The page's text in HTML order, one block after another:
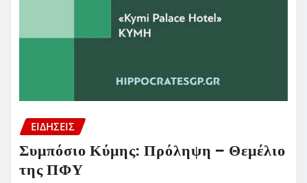
ΕΙΔΗΣΕΙΣ
Συμπόσιο Κύμης: Πρόληψη – Θεμέλιο
της ΠΦΥ